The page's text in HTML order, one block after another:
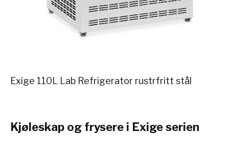
Exige 110L Lab Refrigerator rustrfritt stål
Kjøleskap og frysere i Exige serien